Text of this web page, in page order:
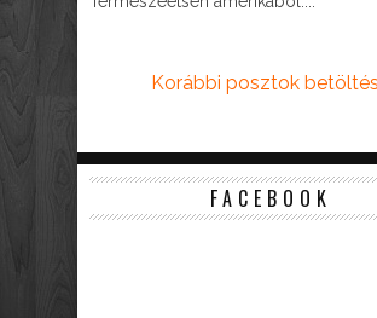
Korábbi posztok
FACEBOOK